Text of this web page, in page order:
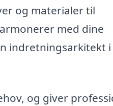
og materialer til
med dine
indretningsarkitekt i
og giver